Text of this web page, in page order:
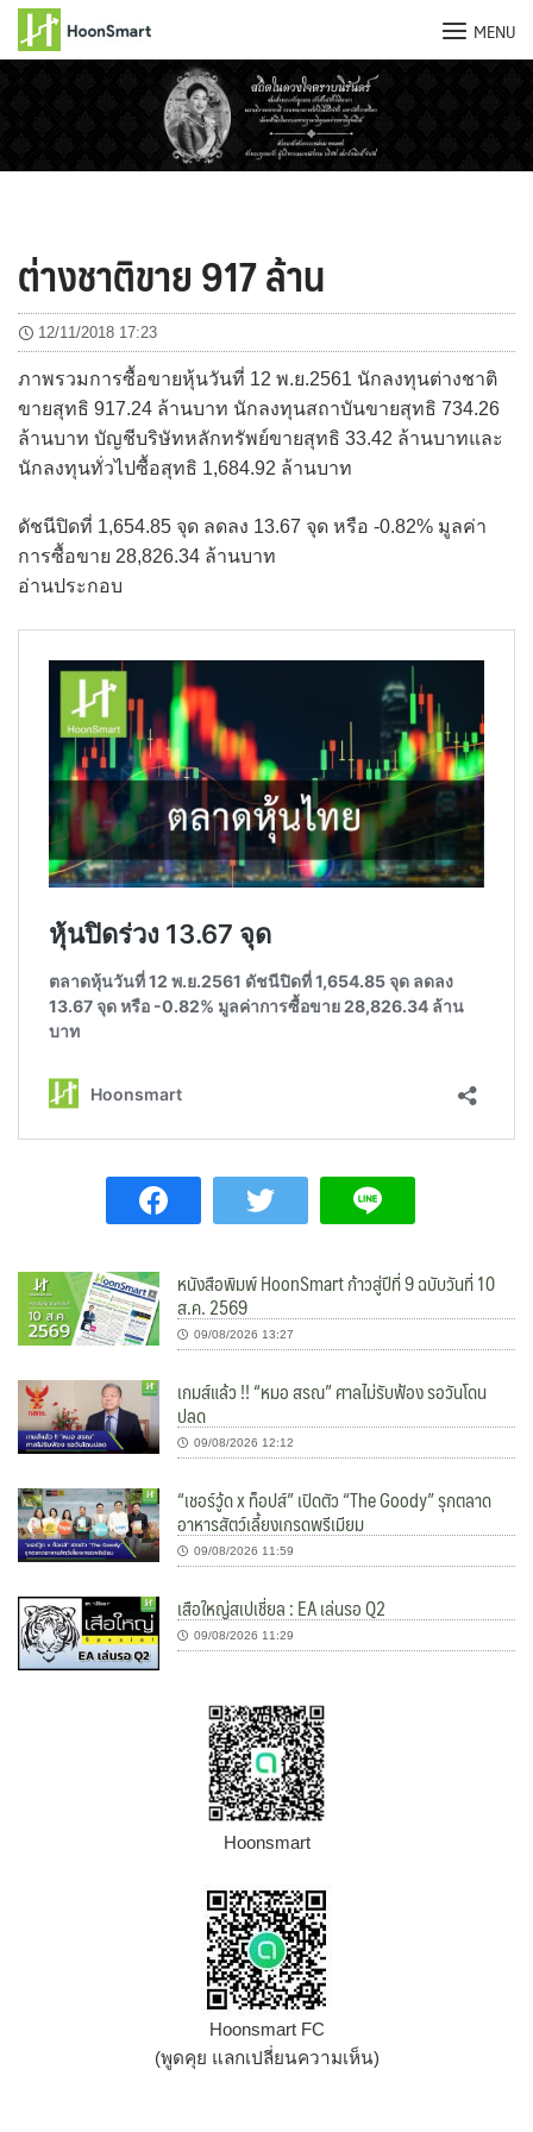
MENU
ต่างชาติขาย 917 ล้าน
12/11/2018 17:23
ภาพรวมการซื้อขายหุ้นวันที่ 12 พ.ย.2561 นักลงทุนต่างชาติ
ขายสุทธิ 917.24 ล้านบาท นักลงทุนสถาบันขายสุทธิ 734.26
ล้านบาท บัญชีบริษัทหลักทรัพย์ขายสุทธิ 33.42 ล้านบาทและ
นักลงทุนทั่วไปซื้อสุทธิ 1,684.92 ล้านบาท
ดัชนีปิดที่ 1,654.85 จุด ลดลง 13.67 จุด หรือ -0.82% มูลค่า
การซื้อขาย 28,826.34 ล้านบาท
อ่านประกอบ
หนังสือพิมพ์ HoonSmart ก้าวสู่ปีที่ 9 ฉบับวันที่ 10
ส.ค. 2569
09/08/2026 13:27
เกมส์แล้ว !! “หมอ สรณ” ศาลไม่รับฟ้อง รอวันโดน
ปลด
09/08/2026 12:12
“เชอร์วู้ด x ท็อปส์” เปิดตัว “The Goody” รุกตลาด
อาหารสัตว์เลี้ยงเกรดพรีเมียม
09/08/2026 11:59
เสือใหญ่สเปเชี่ยล : EA เล่นรอ Q2
09/08/2026 11:29
Hoonsmart
Hoonsmart FC
(พูดคุย แลกเปลี่ยนความเห็น)